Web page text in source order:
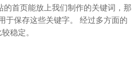
首页能放上我们制作的关键词，那
于保存这些关键字。 经过多方面的
稳定。